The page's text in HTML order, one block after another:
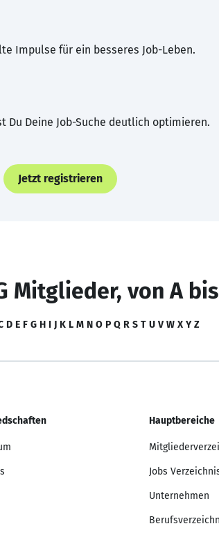
Impulse für ein besseres Job-Leben.
Du Deine Job-Suche deutlich optimieren.
Jetzt registrieren
Mitglieder, von A
D E F G H I J K L M N O P Q R S T U V W X Y Z
Hauptbereiche
Jobs
Unternehmen